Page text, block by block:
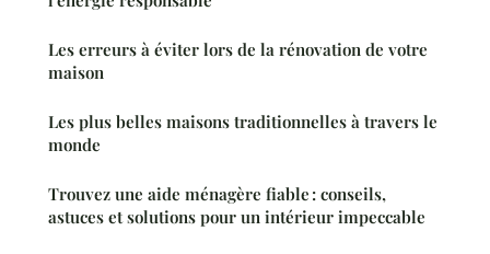
Les erreurs à éviter lors de la rénovation de votre
maison
Les plus belles maisons traditionnelles à travers le
monde
Trouvez une aide ménagère fiable : conseils,
astuces et solutions pour un intérieur impeccable